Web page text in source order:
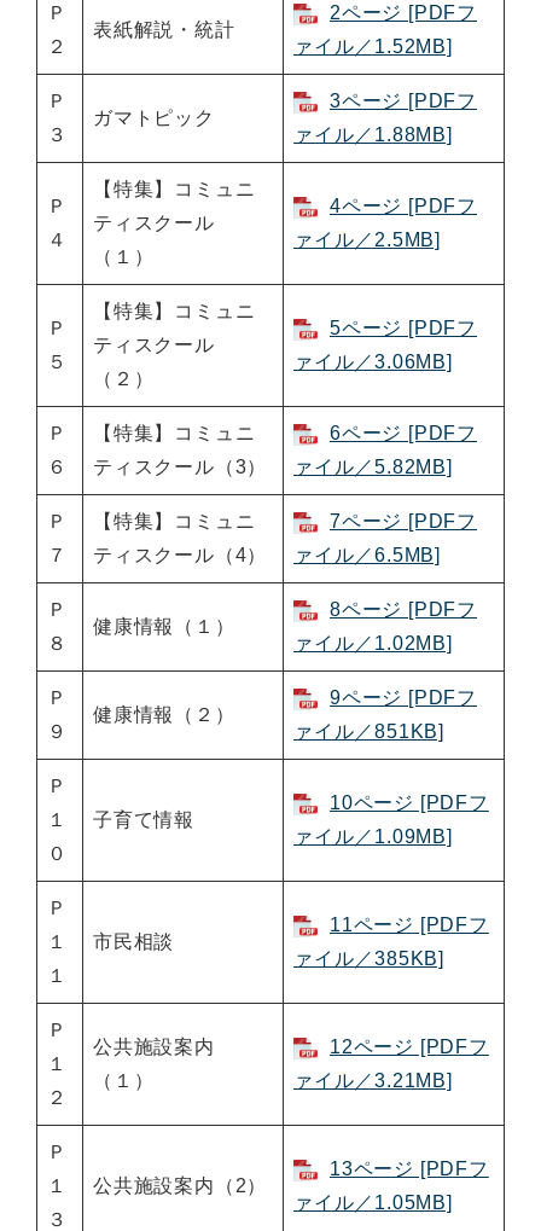
Ｐ
２
表紙解説・統計
2ページ [PDFフ
ァイル／1.52MB]
Ｐ
３
ガマトピック
3ページ [PDFフ
ァイル／1.88MB]
Ｐ
４
【特集】コミュニ
ティスクール
（１）
4ページ [PDFフ
ァイル／2.5MB]
Ｐ
５
【特集】コミュニ
ティスクール
（２）
5ページ [PDFフ
ァイル／3.06MB]
Ｐ
６
【特集】コミュニ
ティスクール（3）
6ページ [PDFフ
ァイル／5.82MB]
Ｐ
７
【特集】コミュニ
ティスクール（4）
7ページ [PDFフ
ァイル／6.5MB]
Ｐ
８
健康情報（１）
8ページ [PDFフ
ァイル／1.02MB]
Ｐ
９
健康情報（２）
9ページ [PDFフ
ァイル／851KB]
Ｐ
１
０
子育て情報
10ページ [PDFフ
ァイル／1.09MB]
Ｐ
１
１
市民相談
11ページ [PDFフ
ァイル／385KB]
Ｐ
１
２
公共施設案内
（１）
12ページ [PDFフ
ァイル／3.21MB]
Ｐ
１
３
公共施設案内（2）
13ページ [PDFフ
ァイル／1.05MB]